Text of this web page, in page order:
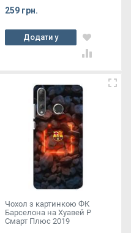
259 грн.
Додати у
кошик
Чохол з картинкою ФК
Барселона на Хуавей Р
Смарт Плюс 2019